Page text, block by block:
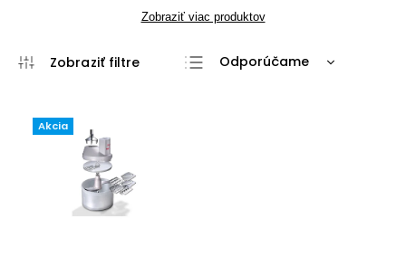
Zobraziť viac produktov
Odporúčame
Akcia